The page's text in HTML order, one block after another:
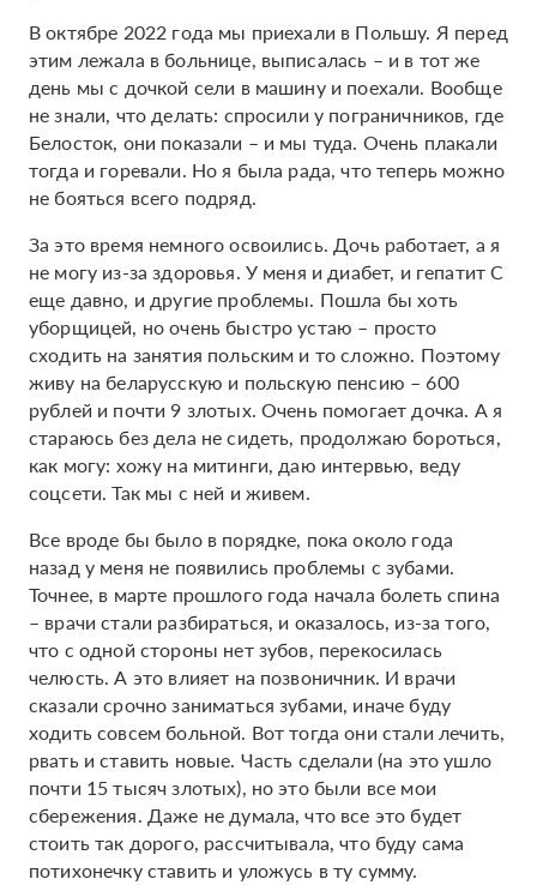
В октябре 2022 года мы приехали в Польшу. Я перед
этим лежала в больнице, выписалась – и в тот же
день мы с дочкой сели в машину и поехали. Вообще
не знали, что делать: спросили у пограничников, где
Белосток, они показали – и мы туда. Очень плакали
тогда и горевали. Но я была рада, что теперь можно
не бояться всего подряд.
За это время немного освоились. Дочь работает, а я
не могу из-за здоровья. У меня и диабет, и гепатит С
еще давно, и другие проблемы. Пошла бы хоть
уборщицей, но очень быстро устаю – просто
сходить на занятия польским и то сложно. Поэтому
живу на беларусскую и польскую пенсию – 600
рублей и почти 9 злотых. Очень помогает дочка. А я
стараюсь без дела не сидеть, продолжаю бороться,
как могу: хожу на митинги, даю интервью, веду
соцсети. Так мы с ней и живем.
Все вроде бы было в порядке, пока около года
назад у меня не появились проблемы с зубами.
Точнее, в марте прошлого года начала болеть спина
– врачи стали разбираться, и оказалось, из-за того,
что с одной стороны нет зубов, перекосилась
челюсть. А это влияет на позвоничник. И врачи
сказали срочно заниматься зубами, иначе буду
ходить совсем больной. Вот тогда они стали лечить,
рвать и ставить новые. Часть сделали (на это ушло
почти 15 тысяч злотых), но это были все мои
сбережения. Даже не думала, что все это будет
стоить так дорого, рассчитывала, что буду сама
потихонечку ставить и уложусь в ту сумму.